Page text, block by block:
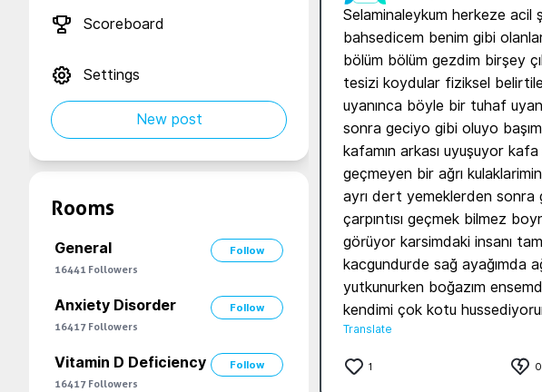
Scoreboard
Settings
New post
Rooms
General
Follow
16441 Followers
Anxiety Disorder
Follow
16417 Followers
Vitamin D Deficiency
Follow
16417 Followers
Selaminaleykum herkeze
bahsedicem benim gibi
bölüm bölüm gezdim birşey
tesizi koydular fiziksel
uyanınca böyle bir tuhaf
sonra geciyo gibi oluyo
kafamın arkası uyuşuyor
geçmeyen bir ağrı
ayrı dert yemeklerden sonra
çarpıntısı geçmek bilmez
görüyor karsimdaki insanı
kacgundurde sağ ayağımda
yutkunurken boğazım
kendimi çok kotu
Translate
1 0